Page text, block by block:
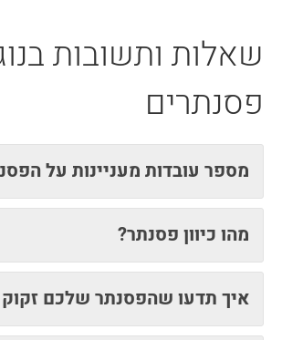
שאלות ותשובות
פסנתרים
מספר עובדות מעניינות על
מהו כיוון פסנתר?
איך תדעו שהפסנתר שלכם זקוק